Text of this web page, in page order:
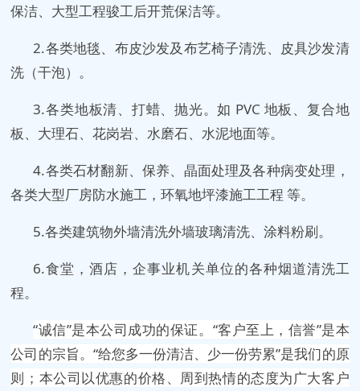
保洁、大型工程骏工后开荒保洁等。
2.各类地毯、布皮沙发及布艺椅子清洗、皮具沙发清
洗（干泡）。
3.各类地板清、打蜡、抛光。如 PVC 地板、复合地
板、大理石、花岗岩、水磨石、水泥地面等。
4.各类石材翻新、保养、晶面处理及各种病变处理，
各类大型厂房防水施工，环氧地坪漆施工工程 等。
5.各类建筑物外墙清洗外墙玻璃清洗、涂料粉刷。
6.食堂，酒店，企事业机关单位的各种烟道清洗工
程。
“诚信”是本公司成功的保证。“客户至上，信誉”是本
公司的宗旨。“给您多一份清洁、少一份劳累”是我们的原
则；本公司以优惠的价格、周到热情的态度为广大客户